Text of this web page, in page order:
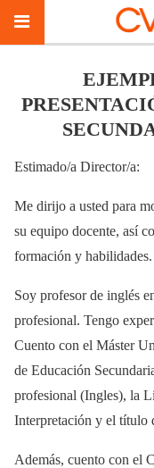
Estimado/a Director/a:
Me dirijo a usted para
su equipo docente, así
formación y habilidades.
Soy profesor de inglés
profesional. Tengo
Cuento con el Máster
de Educación
profesional (Ingles), la
Interpretación y el título
Además, cuento con el